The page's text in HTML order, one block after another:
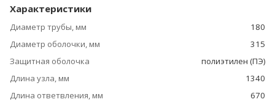
Характеристики
Диаметр трубы, мм
180
Диаметр оболочки, мм
315
Защитная оболочка
полиэтилен (ПЭ)
Длина узла, мм
1340
Длина ответвления, мм
670